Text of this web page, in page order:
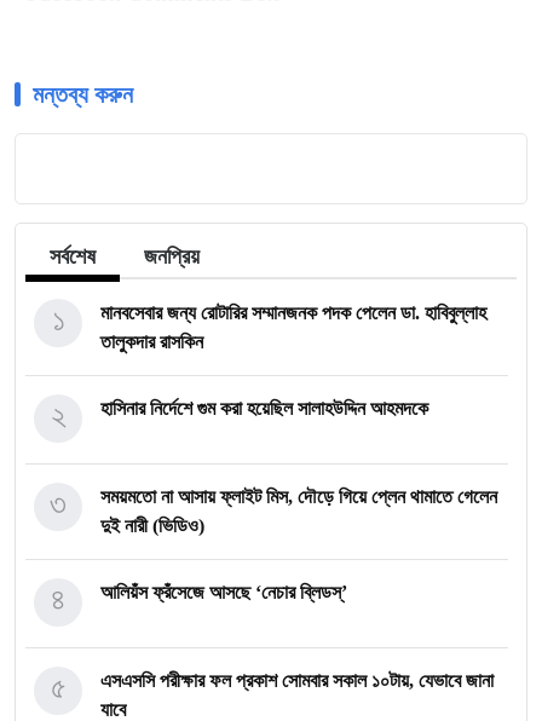
মন্তব্য করুন
সর্বশেষ জনপ্রিয়
মানবসেবার জন্য রোটারির সম্মানজনক পদক পেলেন ডা. হাবিবুল্লাহ
তালুকদার রাসকিন
১
হাসিনার নির্দেশে গুম করা হয়েছিল সালাহউদ্দিন আহমদকে
২
সময়মতো না আসায় ফ্লাইট মিস, দৌড়ে গিয়ে প্লেন থামাতে গেলেন
দুই নারী (ভিডিও)
৩
আলিয়ঁস ফ্রঁসেজে আসছে ‘নেচার ব্লিডস্’
৪
এসএসসি পরীক্ষার ফল প্রকাশ সোমবার সকাল ১০টায়, যেভাবে জানা
যাবে
৫